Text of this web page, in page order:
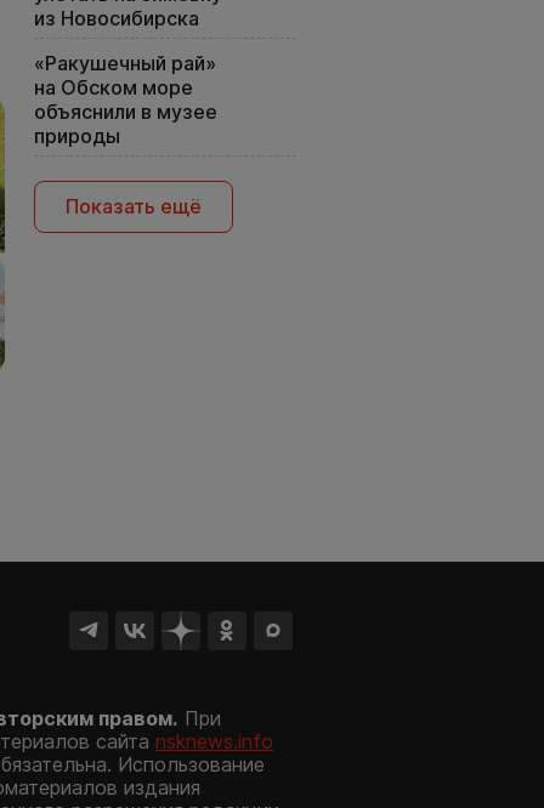
из Новосибирска
«Ракушечный рай»
на Обском море
объяснили в музее
природы
Показать ещё
правом. При
сайта nsknews.info
Использование
издания